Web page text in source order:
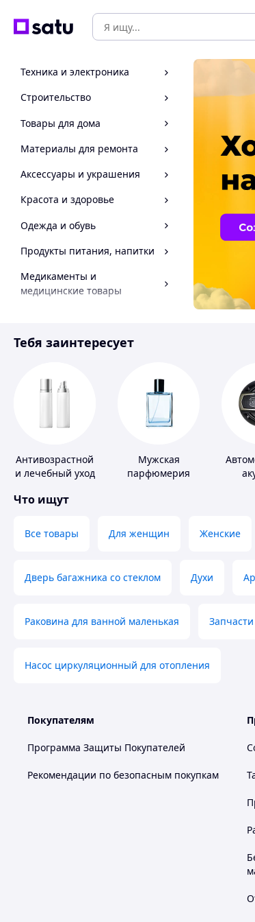
Техника и электроника
Строительство
Товары для дома
Материалы для ремонта
Аксессуары и украшения
Красота и здоровье
Одежда и обувь
Продукты питания, напитки
Медикаменты и
медицинские товары
Инструмент
Тебя заинтересует
Антивозрастной
и лечебный уход
Мужская
парфюмерия
Что ищут
Все товары Для женщин Женские
Дверь багажника со стеклом Духи
Раковина для ванной маленькая
Насос циркуляционный для отопления
Покупателям
Программа Защиты Покупателей
Рекомендации по безопасным покупкам